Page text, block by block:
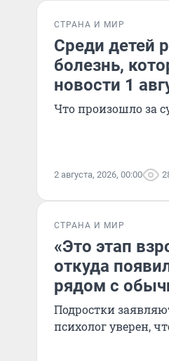
СТРАНА И МИР
Среди детей
болезнь,
новости 1
Что произошло за
2 августа, 2026, 00:00
СТРАНА И МИР
«Это этап
откуда
рядом с
Подростки
психолог уверен,